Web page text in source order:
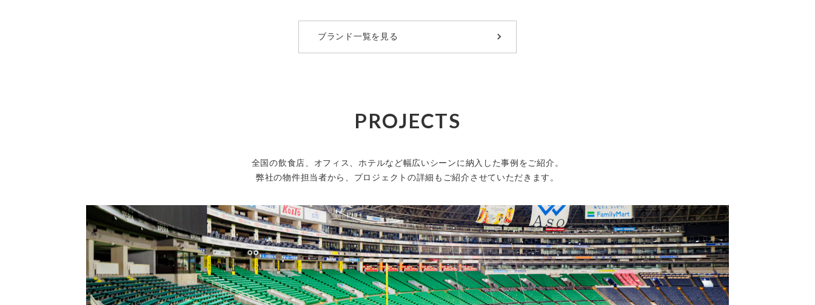
ブランド一覧を見る
PROJECTS
全国の飲食店、オフィス、ホテルなど幅広いシーンに納入した事例をご紹介。
弊社の物件担当者から、プロジェクトの詳細も ご紹介させていただきます。